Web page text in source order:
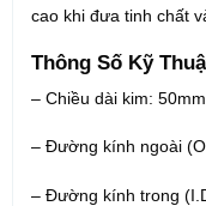
cao khi đưa tinh chất
Thông Số Kỹ
– Chiều dài kim: 50mm
– Đường kính ngoài
– Đường kính trong